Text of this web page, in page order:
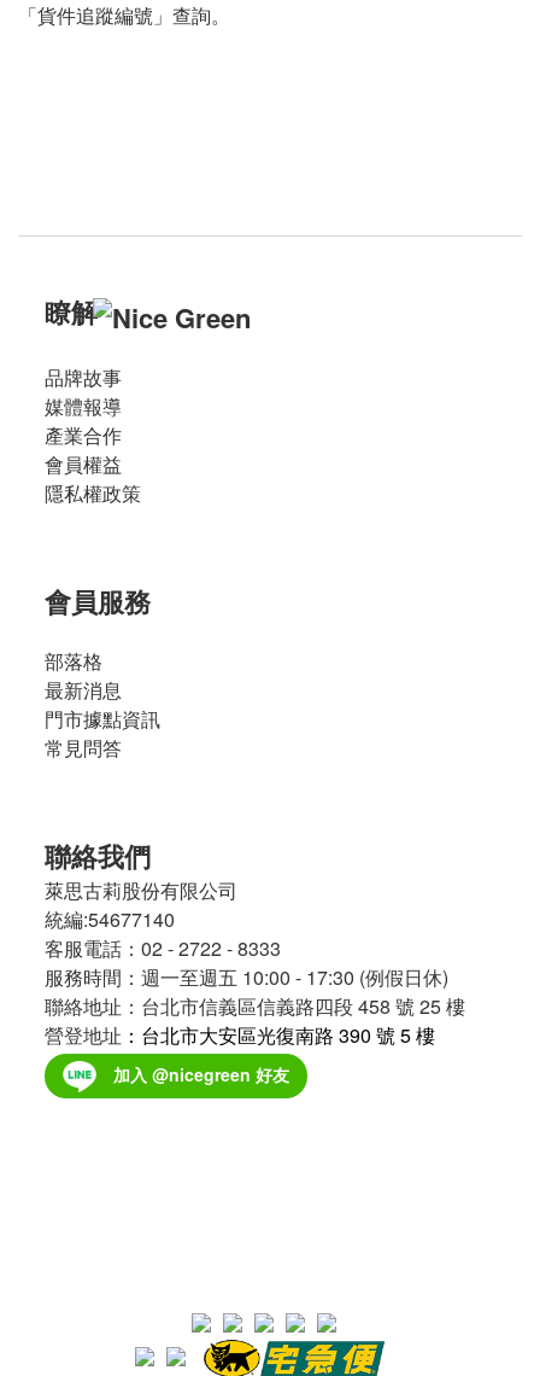
「貨件追蹤編號」查詢。
瞭解
品牌故事
媒體報導
產業合作
會員權益
隱私權政策
會員服務
部落格
最新消息
門市據點資訊
常見問答
聯絡我們
萊思古莉股份有限公司
統編:54677140
客服電話：02 - 2722 - 8333
服務時間：週一至週五 10:00 - 17:30 (例假日休)
聯絡地址：台北市信義區信義路四段 458 號 25 樓
營登地址 ：台北市大安區光復南路 390 號 5 樓
加入 @nicegreen 好友